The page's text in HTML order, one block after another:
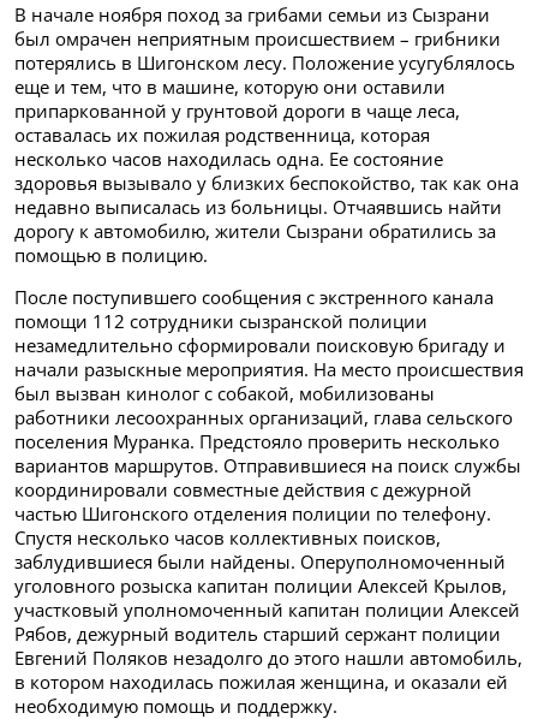
В начале ноября поход за грибами семьи из Сызрани
был омрачен неприятным происшествием – грибники
потерялись в Шигонском лесу. Положение усугублялось
еще и тем, что в машине, которую они оставили
припаркованной у грунтовой дороги в чаще леса,
оставалась их пожилая родственница, которая
несколько часов находилась одна. Ее состояние
здоровья вызывало у близких беспокойство, так как она
недавно выписалась из больницы. Отчаявшись найти
дорогу к автомобилю, жители Сызрани обратились за
помощью в полицию.
После поступившего сообщения с экстренного канала
помощи 112 сотрудники сызранской полиции
незамедлительно сформировали поисковую бригаду и
начали разыскные мероприятия. На место происшествия
был вызван кинолог с собакой, мобилизованы
работники лесоохранных организаций, глава сельского
поселения Муранка. Предстояло проверить несколько
вариантов маршрутов. Отправившиеся на поиск службы
координировали совместные действия с дежурной
частью Шигонского отделения полиции по телефону.
Спустя несколько часов коллективных поисков,
заблудившиеся были найдены. Оперуполномоченный
уголовного розыска капитан полиции Алексей Крылов,
участковый уполномоченный капитан полиции Алексей
Рябов, дежурный водитель старший сержант полиции
Евгений Поляков незадолго до этого нашли автомобиль,
в котором находилась пожилая женщина, и оказали ей
необходимую помощь и поддержку.